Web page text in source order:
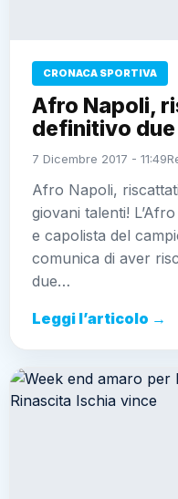
CRONACA SPORTIVA
Afro Napoli,
definitivo
7 Dicembre 2017 - 11:49
Afro Napoli,
giovani talenti!
e capolista del
comunica di aver
due…
Leggi l’articolo →